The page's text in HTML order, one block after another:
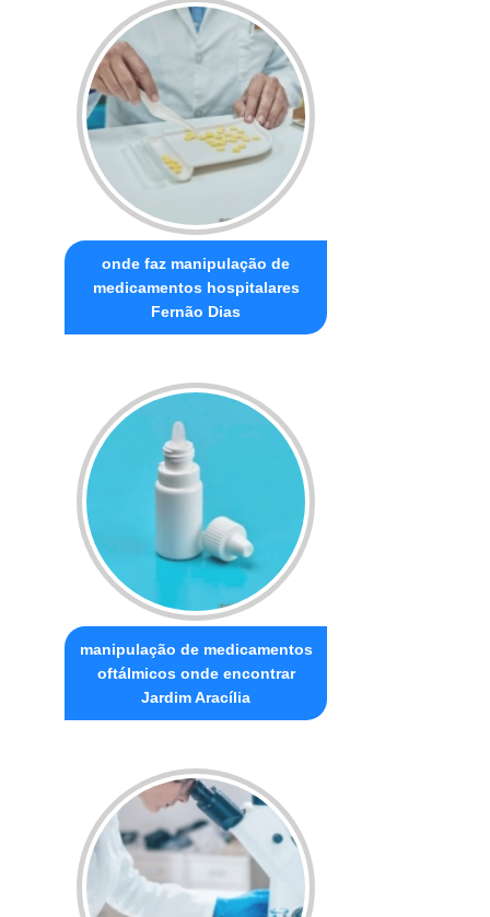
onde faz manipulação de
medicamentos hospitalares
Fernão Dias
manipulação de medicamentos
oftálmicos onde encontrar
Jardim Aracília